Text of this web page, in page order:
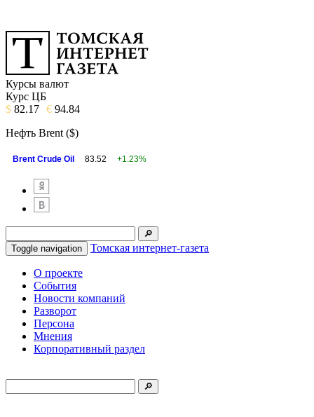
Курсы валют
Курс ЦБ
$ 82.17 € 94.84
Нефть Brent ($)
Brent Crude Oil 83.52 +1.23%
Toggle navigation Томская интернет-газета
О проекте
События
Новости компаний
Разворот
Персона
Мнения
Корпоративный раздел